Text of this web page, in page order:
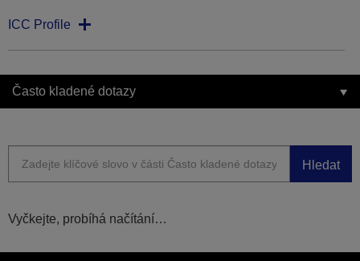
ICC Profile
Často kladené dotazy
Hledat
Vyčkejte, probíhá načítání…